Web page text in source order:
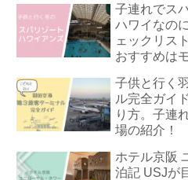
子連れでス
ハワイなの
ェックリス
おすすめは
子供と行く
ル完全ガイ
り方。子連
場の紹介！
ホテル京阪
泊記 USJが